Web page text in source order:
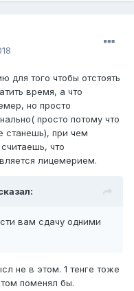
того чтобы отстоять
время, а что
но просто
просто потому что
станешь), при чем
что
лицемерием.
вам сдачу одними
не в этом. 1 тенге тоже
поменял бы.